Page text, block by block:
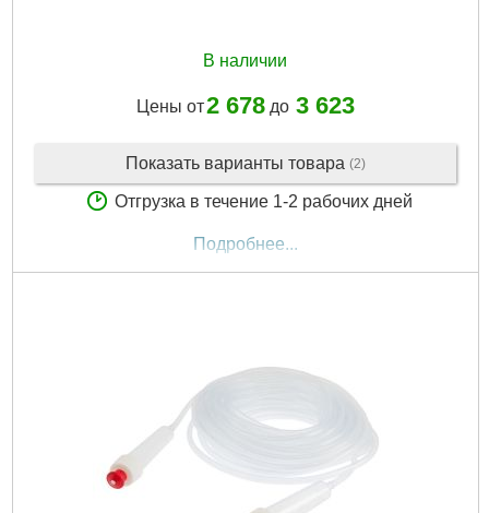
В наличии
Цены от2 678до 3 623
Показать варианты товара (2)
Отгрузка в течение 1-2 рабочих дней
Подробнее...